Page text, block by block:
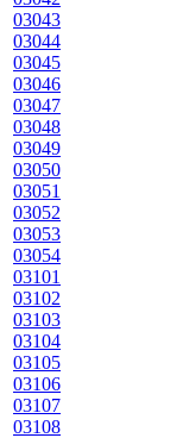
03043
03044
03045
03046
03047
03048
03049
03050
03051
03052
03053
03054
03101
03102
03103
03104
03105
03106
03107
03108